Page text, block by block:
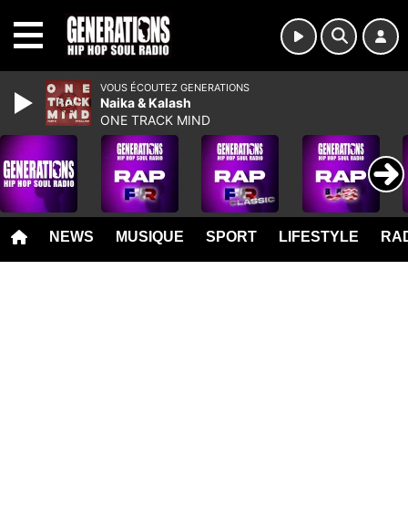
NEWS MUSIQUE SPORT LIFESTYLE
VOUS ÉCOUTEZ GENERATIONS
Naika & Kalash
ONE TRACK MIND